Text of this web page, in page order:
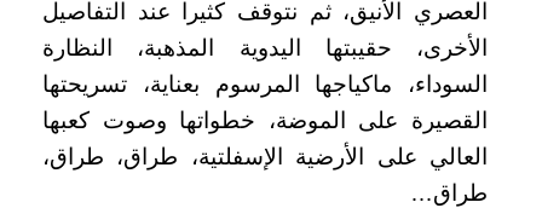
العصري الأنيق، ثم نتوقف كثيرا عند التفاصيل
الأخرى، حقيبتها اليدوية المذهبة، النظارة
السوداء، ماكياجها المرسوم بعناية، تسريحتها
القصيرة على الموضة، خطواتها وصوت كعبها
العالي على الأرضية الإسفلتية، طراق، طراق،
طراق…